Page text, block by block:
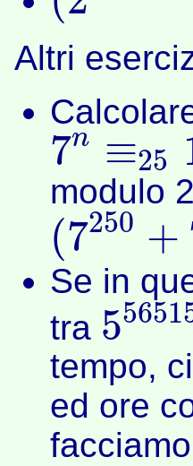
(2 1000000
Altri
7n ≡25
7n
modulo
(7250 +
(7 250
Se in
tra 5
556515469145
tempo,
ed ore